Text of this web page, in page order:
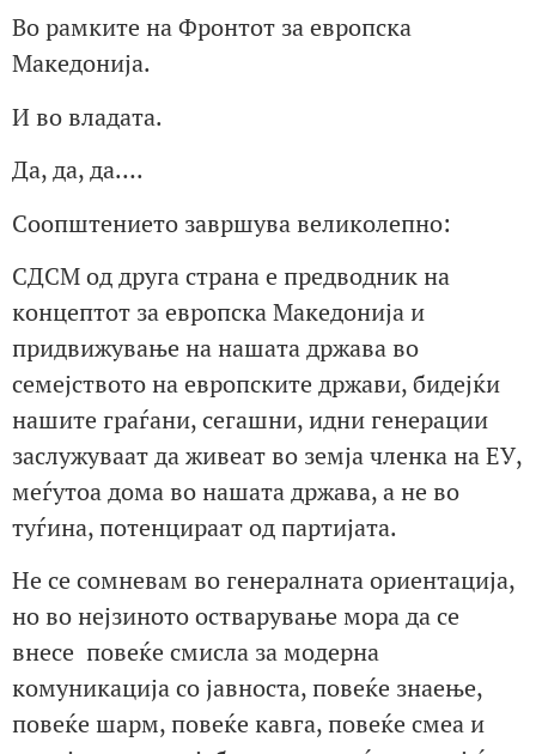
Во рамките на Фронтот за европска
Македонија.
И во владата.
Да, да, да….
Соопштението завршува великолепно:
СДСМ од друга страна е предводник на
концептот за европска Македонија и
придвижување на нашата држава во
семејството на европските држави, бидејќи
нашите граѓани, сегашни, идни генерации
заслужуваат да живеат во земја членка на ЕУ,
меѓутоа дома во нашата држава, а не во
туѓина, потенцираат од партијата.
Не се сомневам во генералната ориентација,
но во нејзиното остварување мора да се
внесе повеќе смисла за модерна
комуникација со јавноста, повеќе знаење,
повеќе шарм, повеќе кавга, повеќе смеа и